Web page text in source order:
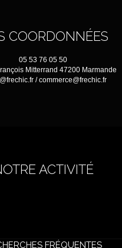
COORDONNÉES
05 53 76 05 50
Mitterrand 47200 Marmande
/ commerce@frechic.fr
ACTIVITÉ
FRÉQUENTES